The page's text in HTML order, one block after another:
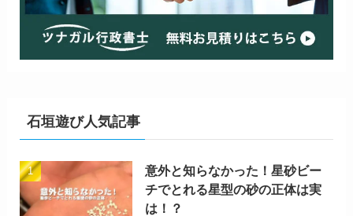
石垣遊び人気記事
意外と知らなかった！星砂ビー
チでとれる星型の砂の正体は実
は！？